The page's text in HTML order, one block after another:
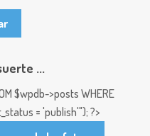
...
$wpdb->posts WHERE
= 'publish'"); ?>